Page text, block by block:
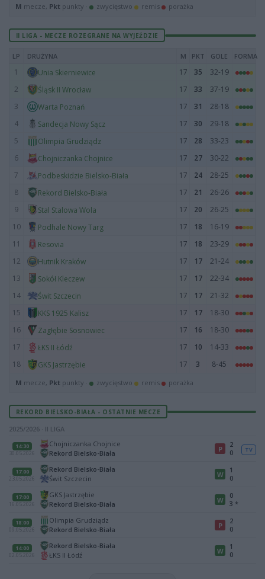
M mecze, Pkt punkty · zwycięstwo remis porażka
II LIGA - MECZE ROZEGRANE NA WYJEŹDZIE
LP DRUŻYNA M PKT GOLE FORMA
1 Unia Skierniewice 17 35
32-19
2
Śląsk II Wrocław 17 33
37-19
3
Warta Poznań 17 31
28-18
4
Sandecja Nowy Sącz 17 30
29-18
5
Olimpia Grudziądz 17 28
33-23
6
Chojniczanka Chojnice 17 27
30-22
7
Podbeskidzie Bielsko-Biała 17 24
28-25
8
Rekord Bielsko-Biała 17 21
26-26
9
Stal Stalowa Wola 17 20
26-25
10
Podhale Nowy Targ 17 18
16-19
11
Resovia 17 18
23-29
12
Hutnik Kraków 17 17
21-24
13
Sokół Kleczew 17 17
22-34
14
Świt Szczecin 17 17
21-32
15
KKS 1925 Kalisz 17 17
18-30
16
Zagłębie Sosnowiec 17 16
18-30
17
ŁKS II Łódź 17 10
14-33
18
GKS Jastrzębie 17 3 8-45
M mecze, Pkt punkty · zwycięstwo remis porażka
REKORD BIELSKO-BIAŁA - OSTATNIE MECZE
2025/2026 · II LIGA
14:30
30.05.2026
Chojniczanka Chojnice
Rekord Bielsko-Biała
P
2
0
TV
17:00
23.05.2026
Rekord Bielsko-Biała
Świt Szczecin
W
1
0
17:00
16.05.2026
GKS Jastrzębie
Rekord Bielsko-Biała
W
0
3 *
18:00
09.05.2026
Olimpia Grudziądz
Rekord Bielsko-Biała
P
2
0
14:00
02.05.2026
Rekord Bielsko-Biała
ŁKS II Łódź
W
1
0